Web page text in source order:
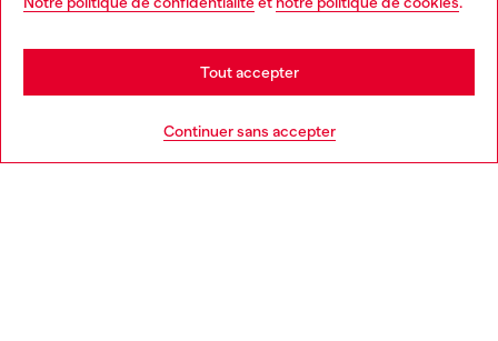
Continuer sans accepter
Tout accepter
En savoir plus
may be based in United States